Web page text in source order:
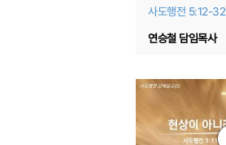
사도행전 5:12-32
연승철 담임목사